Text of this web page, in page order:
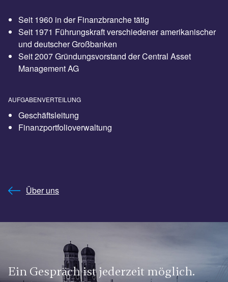
Seit 1960 in der Finanzbranche tätig
Seit 1971 Führungskraft verschiedener amerikanischer
und deutscher Großbanken
Seit 2007 Gründungsvorstand der Central Asset
Management AG
AUFGABENVERTEILUNG
Geschäftsleitung
Finanzportfolioverwaltung
Über uns
Ein Gespräch ist jederzeit möglich.